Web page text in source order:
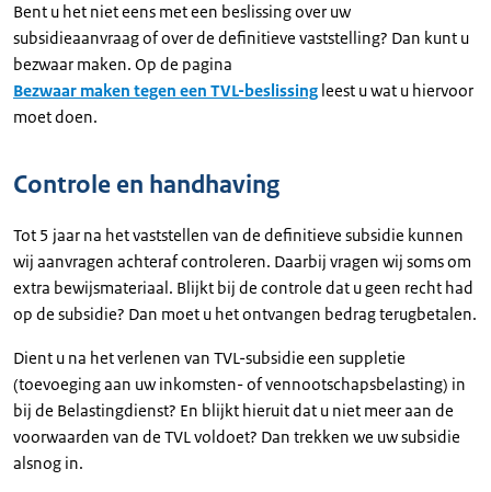
Bent u het niet eens met een beslissing over uw
subsidieaanvraag of over de definitieve vaststelling? Dan kunt u
bezwaar maken. Op de pagina
Bezwaar maken tegen een TVL-beslissing leest u wat u hiervoor
moet doen.
Controle en handhaving
Tot 5 jaar na het vaststellen van de definitieve subsidie kunnen
wij aanvragen achteraf controleren. Daarbij vragen wij soms om
extra bewijsmateriaal. Blijkt bij de controle dat u geen recht had
op de subsidie? Dan moet u het ontvangen bedrag terugbetalen.
Dient u na het verlenen van TVL-subsidie een suppletie
(toevoeging aan uw inkomsten- of vennootschapsbelasting) in
bij de Belastingdienst? En blijkt hieruit dat u niet meer aan de
voorwaarden van de TVL voldoet? Dan trekken we uw subsidie
alsnog in.